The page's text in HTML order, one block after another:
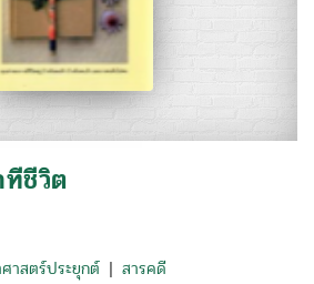
ทีชีวิต
าสตร์ประยุกต์ | สารคดี